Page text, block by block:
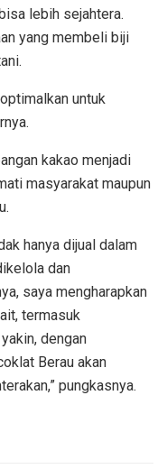
lebih sejahtera.
yang membeli biji
untuk
kakao menjadi
masyarakat maupun
hanya dijual dalam
dan
saya mengharapkan
termasuk
dengan
Berau akan
pungkasnya.